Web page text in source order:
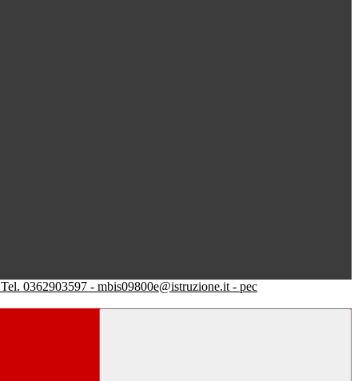
Tel. 0362903597 - mbis09800e@istruzione.it - pec